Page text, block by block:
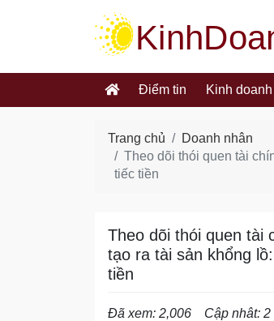
kinhdoanh.muabannhanh.com
Điểm tin Kinh doanh
Trang chủ
Doanh nhân
Theo dõi thói quen tài
tiếc tiền
Theo dõi thói quen tài
tạo ra tài sản khổng
tiền
Đã xem: 2,006 Cập nhât: